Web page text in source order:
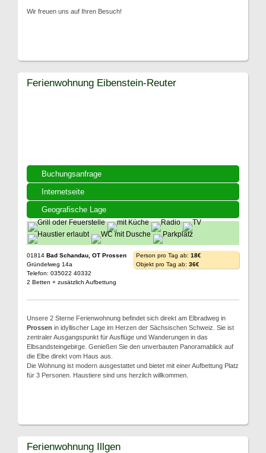
Wir freuen uns auf Ihren Besuch!
Buchungsanfrage
Internetseite
Geografische Lage
Ferienwohnung Eibenstein-Reuter
01814 Bad Schandau, OT Prossen
Gründelweg 14a
Telefon: 035022 40332
2 Betten + zusätzlich Aufbettung
Person pro Tag ab: 18€
Objekt pro Tag ab: 36€
Unsere 2 Sterne Ferienwohnung befindet sich direkt am Elbradweg in
Prossen in idyllischer Lage im Herzen der Sächsischen Schweiz. Sie ist
zentraler Ausgangspunkt für Ausflüge und Wanderungen in das
Elbsandsteingebirge. Genießen Sie den unverbauten Panoramablick auf
die Elbe direkt vom Haus aus.
Die Wohnung ist modern ausgestattet und bietet mit einer Aufbettung Platz
für 3 Personen. Haustiere sind uns herzlich willkommen.
Ferienwohnung Illgen